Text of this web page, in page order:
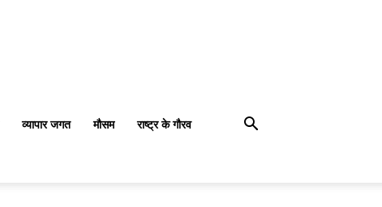
व्यापार जगत मौसम राष्ट्र के गौरव